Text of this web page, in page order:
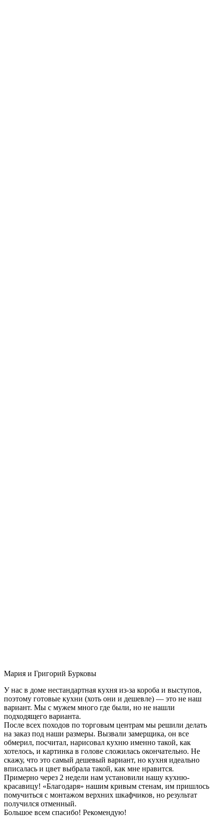
Мария и Григорий Бурковы
У нас в доме нестандартная кухня из-за короба и выступов,
поэтому готовые кухни (хоть они и дешевле) — это не наш
вариант. Мы с мужем много где были, но не нашли
подходящего варианта.
После всех походов по торговым центрам мы решили делать
на заказ под наши размеры. Вызвали замерщика, он все
обмерил, посчитал, нарисовал кухню именно такой, как
хотелось, и картинка в голове сложилась окончательно. Не
скажу, что это самый дешевый вариант, но кухня идеально
вписалась и цвет выбрала такой, как мне нравится.
Примерно через 2 недели нам установили нашу кухню-
красавицу! «Благодаря» нашим кривым стенам, им пришлось
помучиться с монтажом верхних шкафчиков, но результат
получился отменный.
Большое всем спасибо! Рекомендую!